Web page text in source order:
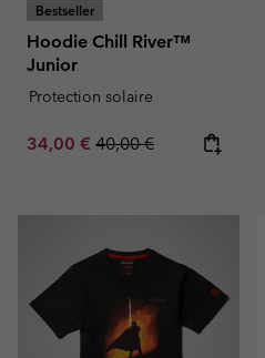
Bestseller
Hoodie Chill River™
Junior
Protection solaire
Sale price:
34,00 € Regular price:
40,00 €